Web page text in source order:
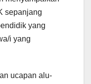
sepanjang
yang
i yang
ucapan alu-